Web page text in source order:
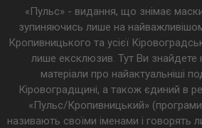
«Пульс» - видання, що знімає
зупиняючись лише на
Кропивницького та усієї
лише ексклюзив. Тут Ви знайдете
матеріали про найактуальніші
Кіровоградщині, а також єдиний в
«Пульс/Кропивницький» (програми,
називають своїми іменами і говорять